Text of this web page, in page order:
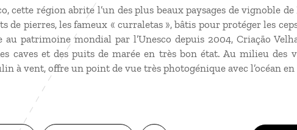
cette région abrite l’un des plus beaux paysages de vignoble
de pierres, les fameux « curraletas », bâtis pour protéger les
au patrimoine mondial par l’Unesco depuis 2004, Criação
caves et des puits de marée en très bon état. Au milieu des
à vent, offre un point de vue très photogénique avec l’océan